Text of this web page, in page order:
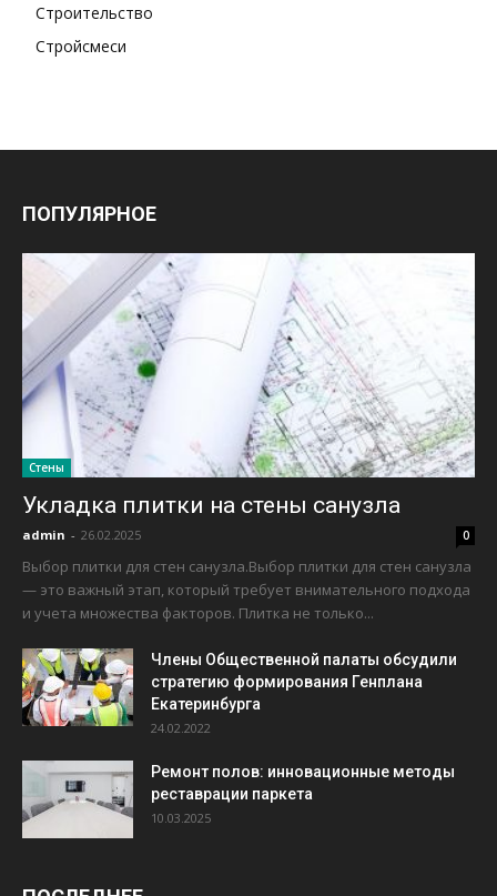
Строительство
Стройсмеси
ПОПУЛЯРНОЕ
Стены
Укладка плитки на стены санузла
admin - 26.02.2025 0
Выбор плитки для стен санузла.Выбор плитки для стен санузла
— это важный этап, который требует внимательного подхода
и учета множества факторов. Плитка не только...
Члены Общественной палаты обсудили
стратегию формирования Генплана
Екатеринбурга
24.02.2022
Ремонт полов: инновационные методы
реставрации паркета
10.03.2025